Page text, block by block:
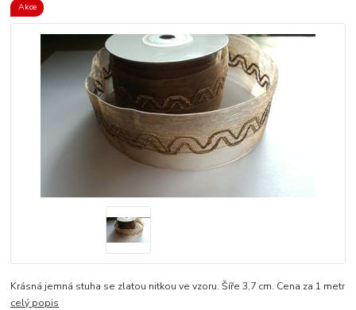
Akce
Krásná jemná stuha se zlatou nitkou ve vzoru. Šíře 3,7 cm. Cena za 1 metr
celý popis